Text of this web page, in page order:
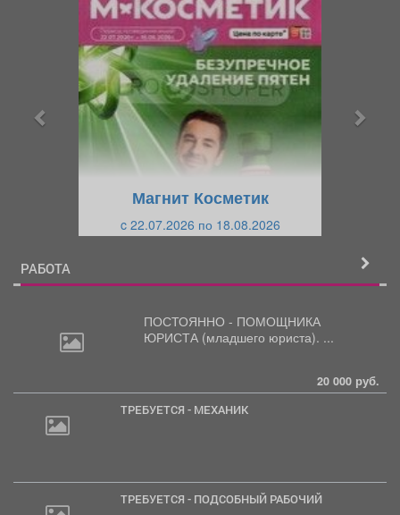
Магнит Косметик
c 22.07.2026 по 18.08.2026
РАБОТА
ПОСТОЯННО - ПОМОЩНИКА
ЮРИСТА
(младшего юриста). ...
20 000 руб.
ТРЕБУЕТСЯ - МЕХАНИК
ТРЕБУЕТСЯ - ПОДСОБНЫЙ РАБОЧИЙ